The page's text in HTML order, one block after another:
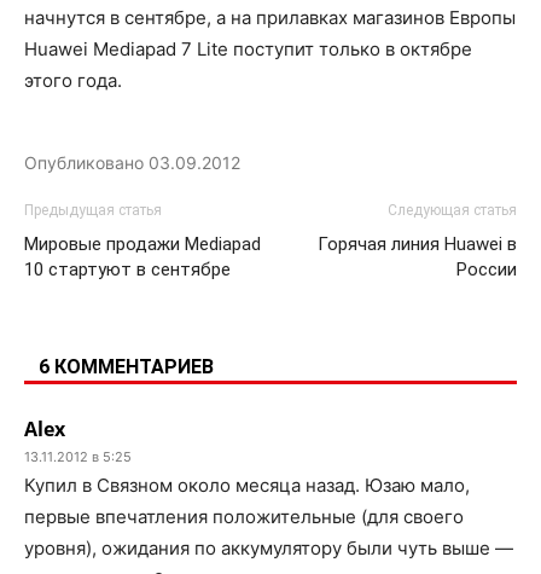
начнутся в сентябре, а на прилавках магазинов Европы
Huawei Mediapad 7 Lite поступит только в октябре
этого года.
Опубликовано 03.09.2012
Предыдущая статья
Мировые продажи Mediapad
10 стартуют в сентябре
Следующая статья
Горячая линия Huawei в
России
6 КОММЕНТАРИЕВ
Alex
13.11.2012 в 5:25
Купил в Связном около месяца назад. Юзаю мало,
первые впечатления положительные (для своего
уровня), ожидания по аккумулятору были чуть выше —